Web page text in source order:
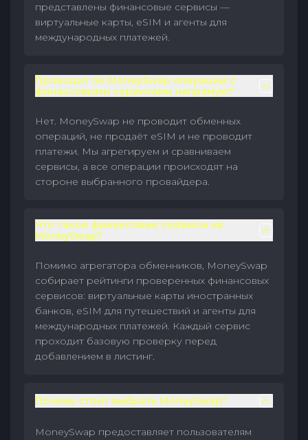
представлены финансовые сервисы —
виртуальные карты, eSIM и агенты для
международных платежей.
Проводит ли MoneySwap операции с
финансовыми сервисами напрямую?
Нет. MoneySwap не проводит обменных
операций, не продаёт eSIM и не проводит
платежи. Мы агрегируем и сравниваем
сервисы, а все операции происходят на
стороне выбранного провайдера.
Что такое финансовые сервисы на
MoneySwap?
Помимо агрегатора обменников, MoneySwap
собирает рейтинги проверенных финансовых
сервисов: виртуальные карты иностранных
банков, eSIM для путешествий и агенты для
международных платежей. Каждый сервис
проходит базовую проверку перед
добавлением в листинг.
Почему стоит выбрать MoneySwap?
MoneySwap предоставляет пользователям